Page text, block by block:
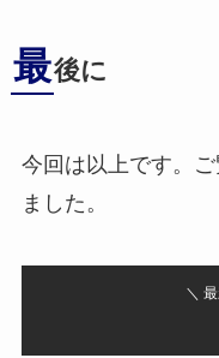
最後に
今回は以上です。
ました。
＼